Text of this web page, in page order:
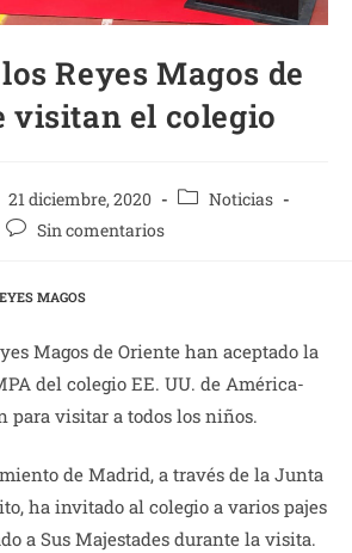
Reyes Magos de
visitan el colegio
21 diciembre, 2020
Categoría
Noticias
Comentarios
entrada:
Sin comentarios
MAGOS
Magos de Oriente han aceptado la
del colegio EE. UU. de América-
para visitar a todos los niños.
de Madrid, a través de la Junta
ha invitado al colegio a varios pajes
a Sus Majestades durante la visita.